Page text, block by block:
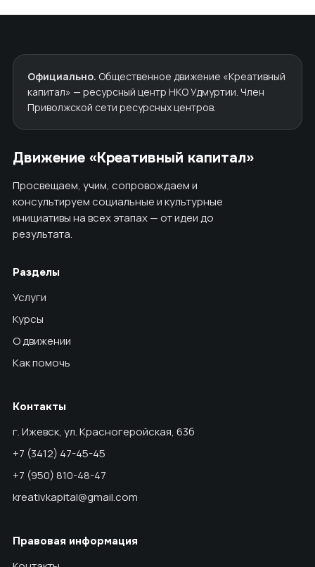
Официально. Общественное движение «Креативный
капитал» — ресурсный центр НКО Удмуртии. Член
Приволжской сети ресурсных центров.
Движение «Креативный капитал»
Просвещаем, учим, сопровождаем и
консультируем социальные и культурные
инициативы на всех этапах — от идеи до
результата.
Разделы
Услуги
Курсы
О движении
Как помочь
Контакты
г. Ижевск, ул. Красногеройская, 63б
+7 (3412) 47-45-45
+7 (950) 810-48-47
kreativkapital@gmail.com
Правовая информация